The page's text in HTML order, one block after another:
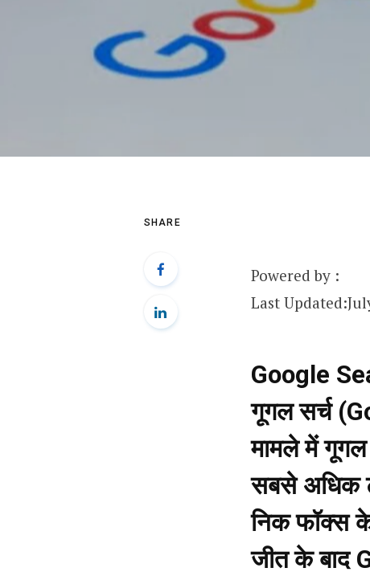
SHARE
Powered by :
Last Updated:
Google
गूगल सर्च
मामले में गूगल
सबसे अधिक
निक फॉक्स
जीत के बाद